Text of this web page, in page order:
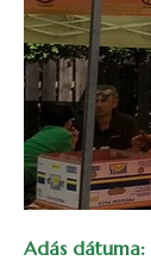
Adás dátuma: